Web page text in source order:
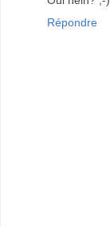
Répondre